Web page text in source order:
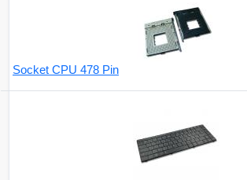
Socket CPU 478 Pin